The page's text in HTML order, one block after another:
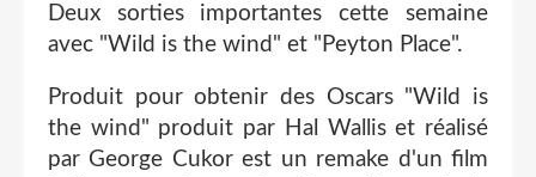
Deux sorties importantes cette semaine
avec "Wild is the wind" et "Peyton Place".
Produit pour obtenir des Oscars "Wild is
the wind" produit par Hal Wallis et réalisé
par George Cukor est un remake d'un film